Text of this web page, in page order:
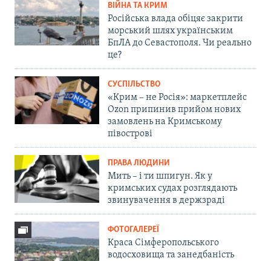
ВІЙНА ТА КРИМ
Російська влада обіцяє закрити
морський шлях українським
БпЛА до Севастополя. Чи реально
це?
СУСПІЛЬСТВО
«Крим – не Росія»: маркетплейс
Ozon припинив прийом нових
замовлень на Кримському
півострові
ПРАВА ЛЮДИНИ
Мить – і ти шпигун. Як у
кримських судах розглядають
звинувачення в держзраді
ФОТОГАЛЕРЕЇ
Краса Сімферопольського
водосховища та занедбаність